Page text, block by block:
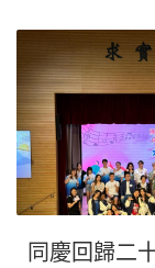
同慶回歸二